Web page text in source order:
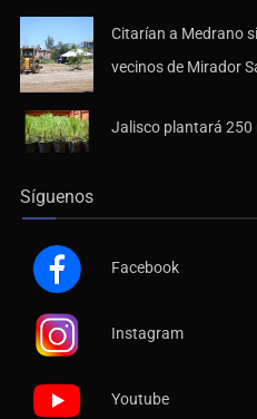
Citarían a Medrano
vecinos de Mirador
Jalisco plantará 250
Síguenos
Facebook
Instagram
Youtube